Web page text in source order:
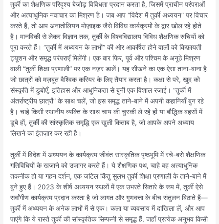
तुर्की का शैक्षणिक परिदृश्य बेजोड़ विविधता प्रदान करता है, जिसमें प्राचीन परंपराओं
और अत्याधुनिक नवाचार का मिश्रण है। जब आप “विदेश में तुर्की अध्ययन” पर विचार
करते हैं, तो आप अनातोलियन मोज़ाइक जैसे विविध कार्यक्रमों के द्वार खोल रहे होते
हैं। मानविकी से लेकर विज्ञान तक, तुर्की के विश्वविद्यालय विविध शैक्षणिक रुचियों को
पूरा करते हैं। “तुर्की में अध्ययन के लाभों” की ओर आकर्षित होने वालों को किफ़ायती
ट्यूशन और समृद्ध परंपराएँ मिलेंगी। एक बार फिर, पूर्व और पश्चिम के अनूठे मिश्रण
वाली “तुर्की शिक्षा प्रणाली” पर एक नज़र डालें। यह सीखने का एक ऐसा ताना-बाना है
जो छात्रों को मज़बूत वैश्विक करियर के लिए तैयार करता है। कक्षा से परे, खुद को
संस्कृति में डुबोएँ, इतिहास और आधुनिकता से बुनी एक विशाल रजाई। “तुर्की में
अंतर्राष्ट्रीय छात्रों” के साथ चलें, जो इस समृद्ध ताने-बाने में अपनी कहानियाँ बुन रहे
हैं। चाहे किसी स्थानीय व्यक्ति के साथ चाय की चुस्की ले रहे हों या बौद्धिक बहसों में
डूबे हों, तुर्की की सांस्कृतिक समृद्धि एक खुली किताब है, जो आपके अपने अध्याय
लिखने का इंतज़ार कर रही है।
तुर्की में विदेश में अध्ययन के कार्यक्रम जीवंत सांस्कृतिक पृष्ठभूमि में रचे-बसे शैक्षणिक
गतिविधियों के खजाने को उजागर करते हैं। ये शैक्षणिक पथ, चाहे वह अत्याधुनिक
तकनीक हो या गहन दर्शन, एक जटिल किंतु सुलभ तुर्की शिक्षा प्रणाली के ताने-बाने में
बुने हुए हैं। 2023 के शीर्ष अध्ययन स्थलों में एक उभरते सितारे के रूप में, तुर्की ऐसे
सर्वांगीण कार्यक्रम प्रदान करता है जो लागत और गुणवत्ता के बीच संतुलन बिठाते हैं—
तुर्की में अध्ययन के अनेक लाभों में से एक। कला या व्यवसाय में दाखिला लें, और आप
पाएंगे कि ये रास्ते तुर्की की सांस्कृतिक सिम्फनी से समृद्ध हैं, जहाँ प्रत्येक अनुभव किसी